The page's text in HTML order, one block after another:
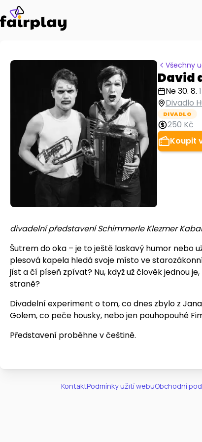
Všechny
David
Ne 30. 8.
Divadlo
DIVADLO
250 Kč
Koupit
divadelní představení Schimmerle Klezmer
Šutrem do oka – je to ještě laskavý humor nebo
plesová kapela hledá svoje místo ve
jíst a čí píseň zpívat? Nu, když už člověk jednou
straně?
Divadelní experiment o tom, co dnes zbylo z
Golem, co peče housky, nebo jen pouhopouhé
Představení proběhne v češtině.
KontaktPodmínky užití webuObchodní